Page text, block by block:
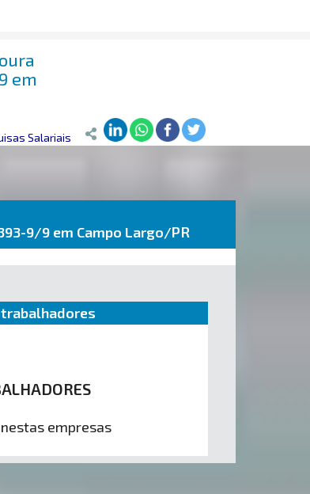
em
Salariais
9/9 em Campo Largo/PR
empresas